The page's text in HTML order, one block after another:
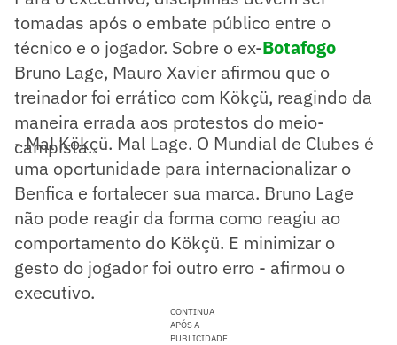
tomadas após o embate público entre o
técnico e o jogador. Sobre o ex-Botafogo
Bruno Lage, Mauro Xavier afirmou que o
treinador foi errático com Kökçü, reagindo da
maneira errada aos protestos do meio-
campista.
- Mal Kökçü. Mal Lage. O Mundial de Clubes é
uma oportunidade para internacionalizar o
Benfica e fortalecer sua marca. Bruno Lage
não pode reagir da forma como reagiu ao
comportamento do Kökçü. E minimizar o
gesto do jogador foi outro erro - afirmou o
executivo.
CONTINUA
APÓS A
PUBLICIDADE